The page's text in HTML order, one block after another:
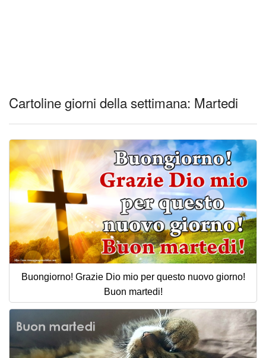
Cartoline giorni della settimana: Martedi
Buongiorno! Grazie Dio mio per questo nuovo giorno!
Buon martedi!